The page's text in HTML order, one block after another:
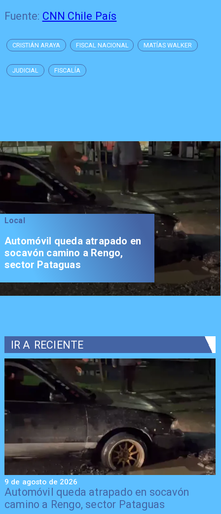
Fuente: CNN Chile País
CRISTIÁN ARAYA FISCAL NACIONAL MATÍAS WALKER
JUDICIAL FISCALÍA
Local
Automóvil queda atrapado en
socavón camino a Rengo,
sector Pataguas
IR A RECIENTE
Automóvil queda atrapado en socavón
camino a Rengo, sector Pataguas
9 de agosto de 2026